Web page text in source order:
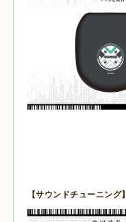
【サウンドチューニング】